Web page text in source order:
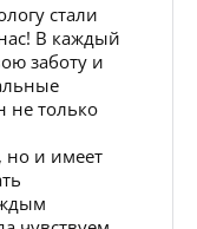
стали
В каждый
заботу и
не только
и имеет